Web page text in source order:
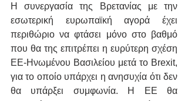
Η συνεργασία της Βρετανίας με την
εσωτερική ευρωπαϊκή αγορά έχει
περιθώριο να φτάσει μόνο στο βαθμό
που θα της επιτρέπει η ευρύτερη σχέση
ΕΕ-Ηνωμένου Βασιλείου μετά το Brexit,
για το οποίο υπάρχει η ανησυχία ότι δεν
θα υπάρξει συμφωνία. Η ΕΕ θα